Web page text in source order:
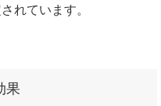
れています。
果